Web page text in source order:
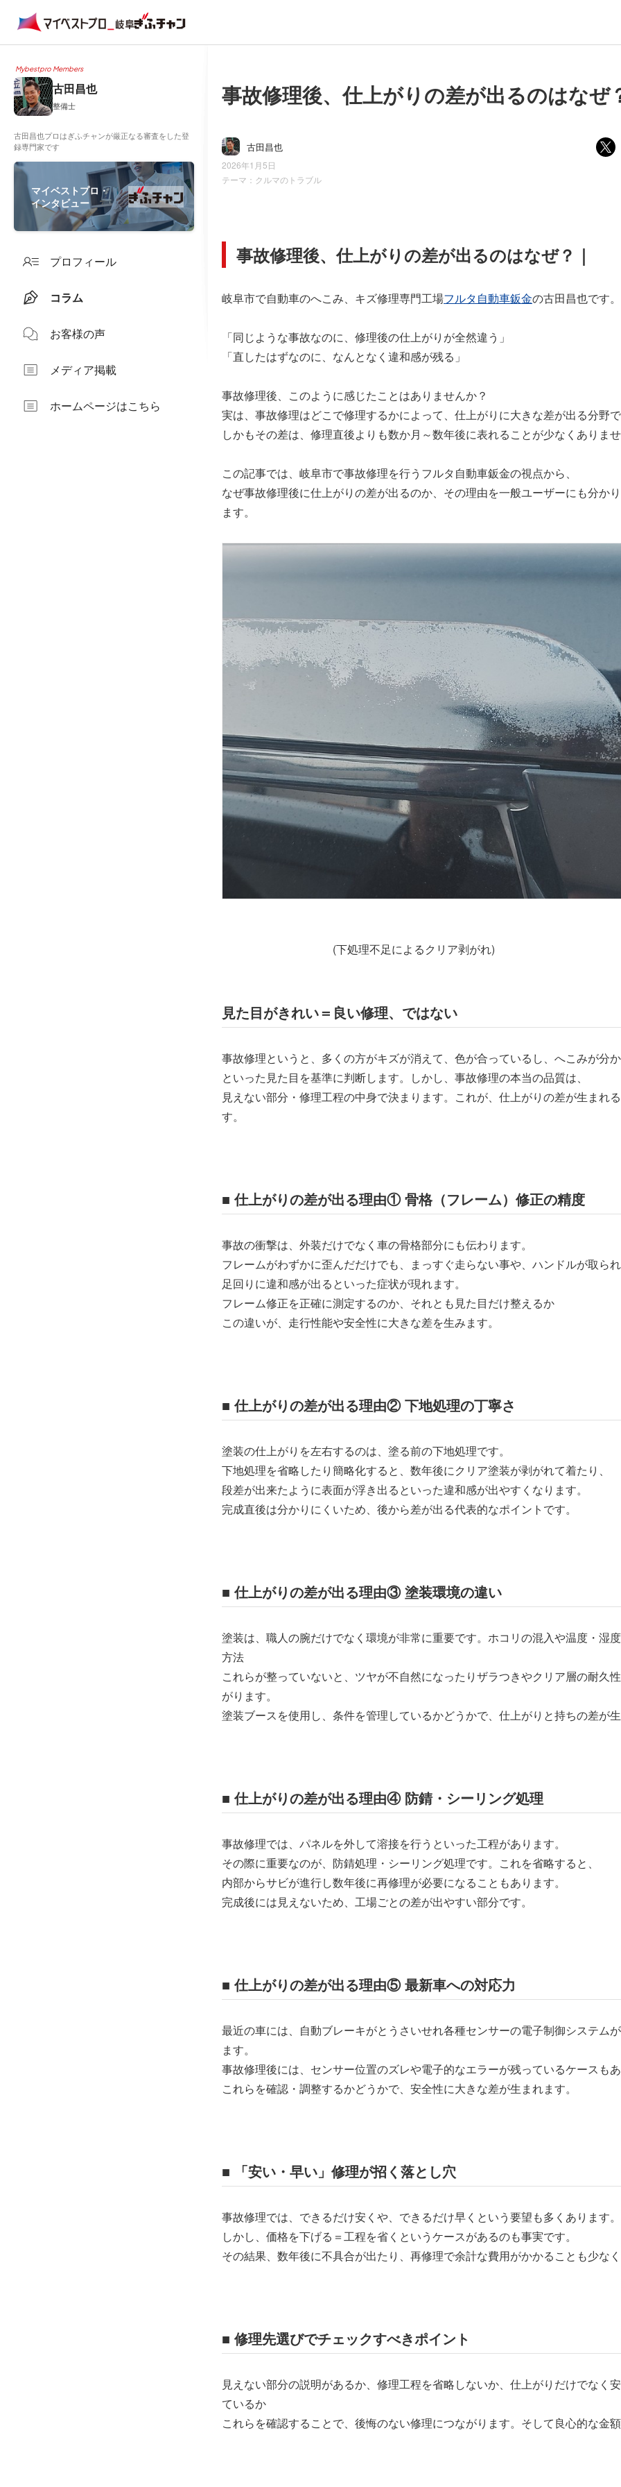
Mybestpro Members
古田昌也
整備士
古田昌也プロはぎふチャンが厳正なる審査をした登
録専門家です
マイベストプロ・
インタビュー
プロフィール
コラム
お客様の声
メディア掲載
ホームページはこちら
事故修理後、仕上がりの差が出るのはなぜ
古田昌也
2026年1月5日
テーマ： クルマのトラブル
事故修理後、仕上がりの差が出るのはなぜ？｜
岐阜市で自動車のへこみ、キズ修理専門工場フルタ自動車鈑金の古田昌也です。
「同じような事故なのに、修理後の仕上がりが全然違う」
「直したはずなのに、なんとなく違和感が残る」
事故修理後、このように感じたことはありませんか？
実は、事故修理はどこで修理するかによって、仕上がりに大きな差が出る分野
しかもその差は、修理直後よりも数か月～数年後に表れることが少なくありま
この記事では、岐阜市で事故修理を行うフルタ自動車鈑金の視点から、
なぜ事故修理後に仕上がりの差が出るのか、その理由を一般ユーザーにも分か
ます。
(下処理不足によるクリア剥がれ)
見た目がきれい＝良い修理、ではない
事故修理というと、多くの方がキズが消えて、色が合っているし、へこみが分
といった見た目を基準に判断します。しかし、事故修理の本当の品質は、
見えない部分・修理工程の中身で決まります。これが、仕上がりの差が生まれ
す。
■ 仕上がりの差が出る理由① 骨格（フレーム）修正の精度
事故の衝撃は、外装だけでなく車の骨格部分にも伝わります。
フレームがわずかに歪んだだけでも、まっすぐ走らない事や、ハンドルが取ら
足回りに違和感が出るといった症状が現れます。
フレーム修正を正確に測定するのか、それとも見た目だけ整えるか
この違いが、走行性能や安全性に大きな差を生みます。
■ 仕上がりの差が出る理由② 下地処理の丁寧さ
塗装の仕上がりを左右するのは、塗る前の下地処理です。
下地処理を省略したり簡略化すると、数年後にクリア塗装が剥がれて着たり、
段差が出来たように表面が浮き出るといった違和感が出やすくなります。
完成直後は分かりにくいため、後から差が出る代表的なポイントです。
■ 仕上がりの差が出る理由③ 塗装環境の違い
塗装は、職人の腕だけでなく環境が非常に重要です。ホコリの混入や温度・湿
方法
これらが整っていないと、ツヤが不自然になったりザラつきやクリア層の耐久
がります。
塗装ブースを使用し、条件を管理しているかどうかで、仕上がりと持ちの差が
■ 仕上がりの差が出る理由④ 防錆・シーリング処理
事故修理では、パネルを外して溶接を行うといった工程があります。
その際に重要なのが、防錆処理・シーリング処理です。これを省略すると、
内部からサビが進行し数年後に再修理が必要になることもあります。
完成後には見えないため、工場ごとの差が出やすい部分です。
■ 仕上がりの差が出る理由⑤ 最新車への対応力
最近の車には、自動ブレーキがとうさいせれ各種センサーの電子制御システム
ます。
事故修理後には、センサー位置のズレや電子的なエラーが残っているケースも
これらを確認・調整するかどうかで、安全性に大きな差が生まれます。
■ 「安い・早い」修理が招く落とし穴
事故修理では、できるだけ安くや、できるだけ早くという要望も多くあります。
しかし、価格を下げる＝工程を省くというケースがあるのも事実です。
その結果、数年後に不具合が出たり、再修理で余計な費用がかかることも少な
■ 修理先選びでチェックすべきポイント
見えない部分の説明があるか、修理工程を省略しないか、仕上がりだけでなく
ているか
これらを確認することで、後悔のない修理につながります。そして良心的な金